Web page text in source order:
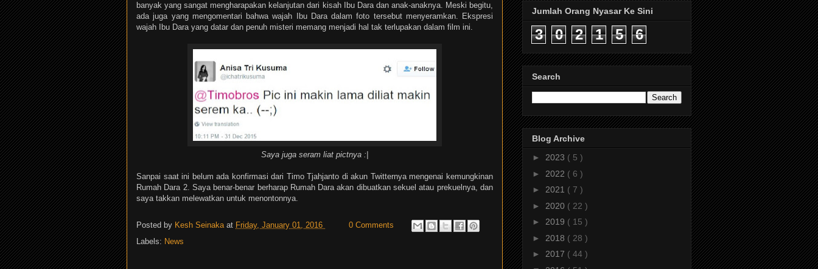
banyak yang sangat mengharapakan kelanjutan dari kisah Ibu Dara dan anak-anaknya. Meski begitu,
ada juga yang mengomentari bahwa wajah Ibu Dara dalam foto tersebut menyeramkan. Ekspresi
wajah Ibu Dara yang datar dan penuh misteri memang menjadi hal tak terlupakan dalam film ini.
Saya juga seram liat pictnya :|
Sanpai saat ini belum ada konfirmasi dari Timo Tjahjanto di akun Twitternya mengenai kemungkinan
Rumah Dara 2. Saya benar-benar berharap Rumah Dara akan dibuatkan sekuel atau prekuelnya, dan
saya takkan melewatkan untuk menontonnya.
Posted by Kesh Seinaka at Friday, January 01, 2016
0 Comments
Labels: News
Jumlah Orang Nyasar Ke Sini
3 0 2 1 5 6
Search
Blog Archive
► 2023 ( 5 )
► 2022 ( 6 )
► 2021 ( 7 )
► 2020 ( 22 )
► 2019 ( 15 )
► 2018 ( 28 )
► 2017 ( 44 )